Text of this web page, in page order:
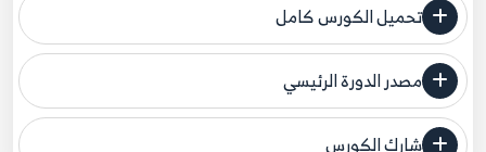
8
08.8. البنية التكرارية - استخدام do و while و goto
7:52
9
09.9. المصفوفات - الجزء الأول
تحميل الكورس كامل
مصدر الدورة الرئيسي
فنحن لا ندعي ملكية أي دورة ولهذا نضع المصدر الأصلي لكم
شارك الكورس